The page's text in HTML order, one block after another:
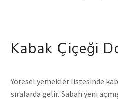
Kabak Çiçeği
Yöresel yemekler listesinde
sıralarda gelir. Sabah yeni